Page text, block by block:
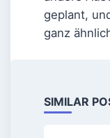
geplant,
ganz
SIMILAR